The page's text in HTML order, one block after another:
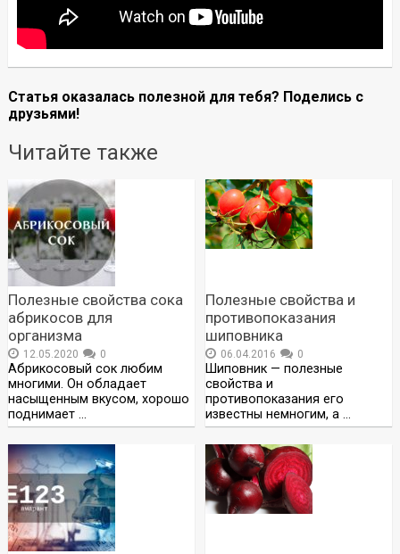
Статья оказалась полезной для тебя? Поделись с
друзьями!
Читайте также
Полезные свойства сока
абрикосов для
организма
12.05.2020 0
Абрикосовый сок любим
многими. Он обладает
насыщенным вкусом, хорошо
поднимает …
Полезные свойства и
противопоказания
шиповника
06.04.2016 0
Шиповник — полезные
свойства и
противопоказания его
известны немногим, а …